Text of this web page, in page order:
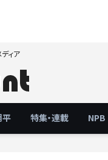
ィア
平 特集・連載 NPB